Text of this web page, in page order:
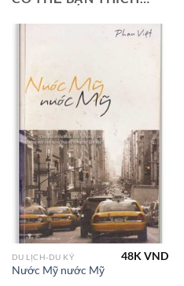
DU LỊCH-DU KÝ
Nước Mỹ nước Mỹ
48KVND